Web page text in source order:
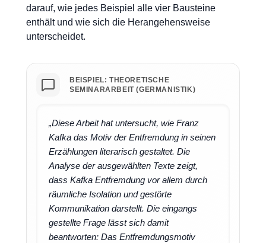
darauf, wie jedes Beispiel alle vier Bausteine
enthält und wie sich die Herangehensweise
unterscheidet.
BEISPIEL: THEORETISCHE
SEMINARARBEIT (GERMANISTIK)
„Diese Arbeit hat untersucht, wie Franz
Kafka das Motiv der Entfremdung in seinen
Erzählungen literarisch gestaltet. Die
Analyse der ausgewählten Texte zeigt,
dass Kafka Entfremdung vor allem durch
räumliche Isolation und gestörte
Kommunikation darstellt. Die eingangs
gestellte Frage lässt sich damit
beantworten: Das Entfremdungsmotiv